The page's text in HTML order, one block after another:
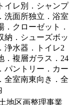
イレ別．シャンプ
洗面所独立．浴室
クローゼット．
納．シューズボッ
浄水器．トイレ2
．複層ガラス．24
パントリー．カー
全室南東向き．全
地区画整理事業